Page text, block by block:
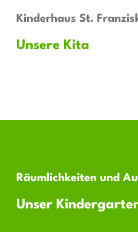
Kinderhaus St.
Unsere Kita
Räumlichkeiten und
Unser